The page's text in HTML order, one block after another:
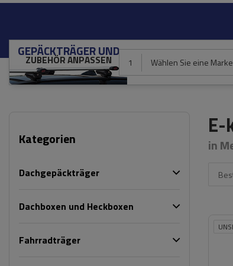
GEPÄCKTRÄGER UND
ZUBEHÖR ANPASSEN 1 Wählen Sie eine Marke
Kategorien
Dachgepäckträger
Dachboxen und Heckboxen
Fahrradträger
in